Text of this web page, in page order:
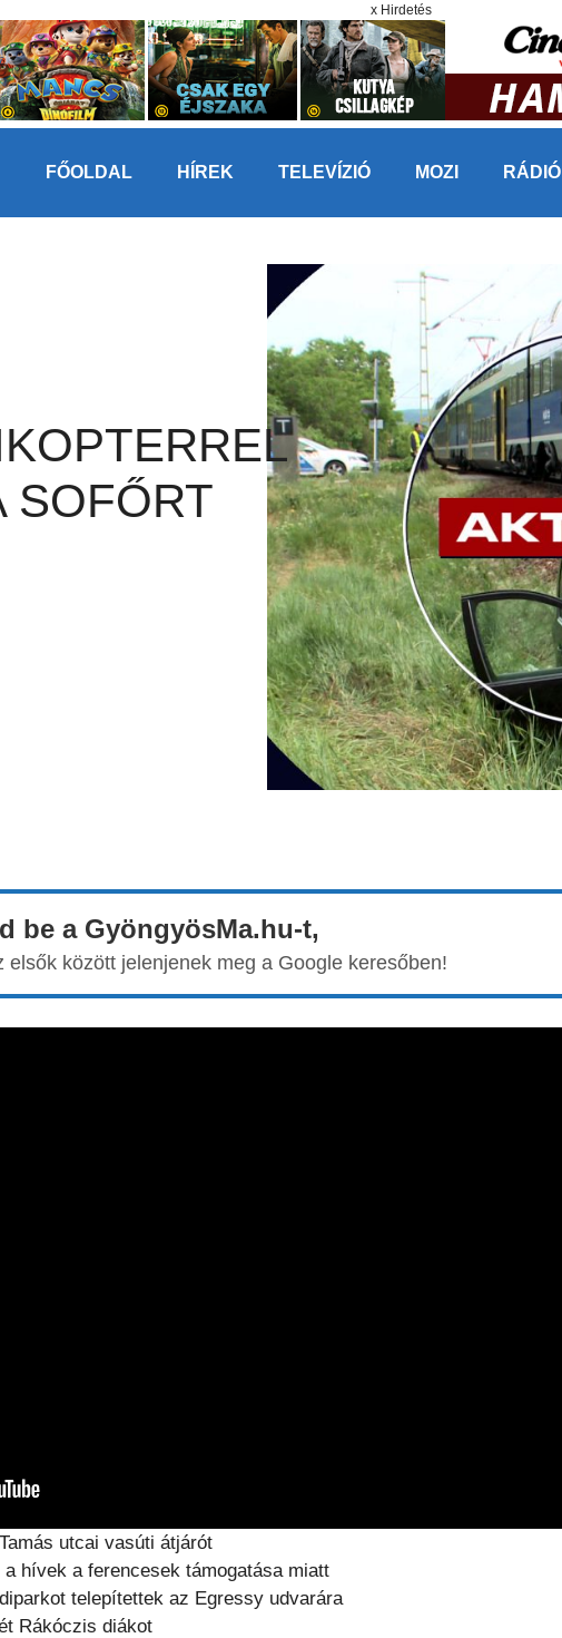
x Hirdetés
FŐOLDAL HÍREK TELEVÍZIÓ MOZI RÁDIÓ
SOFŐRT
be a GyöngyösMa.hu-t,
elsők között jelenjenek meg a Google keresőben!
utcai vasúti átjárót
hívek a ferencesek támogatása miatt
telepítettek az Egressy udvarára
Rákóczis diákot